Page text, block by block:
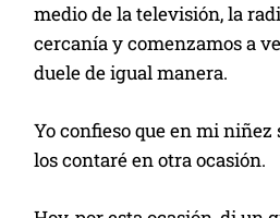
medio de la televisión, la
cercanía y comenzamos a
duele de igual manera.
Yo confieso que en mi niñez
los contaré en otra ocasión.